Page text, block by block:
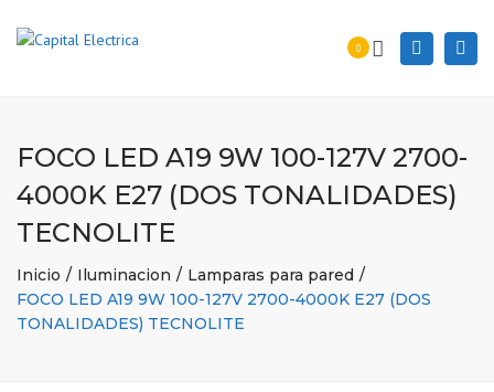
0 Search
FOCO LED A19 9W 100-127V 2700-
4000K E27 (DOS TONALIDADES)
TECNOLITE
Inicio Iluminacion
Lamparas para pared
FOCO LED A19 9W 100-127V 2700-4000K E27 (DOS
TONALIDADES) TECNOLITE